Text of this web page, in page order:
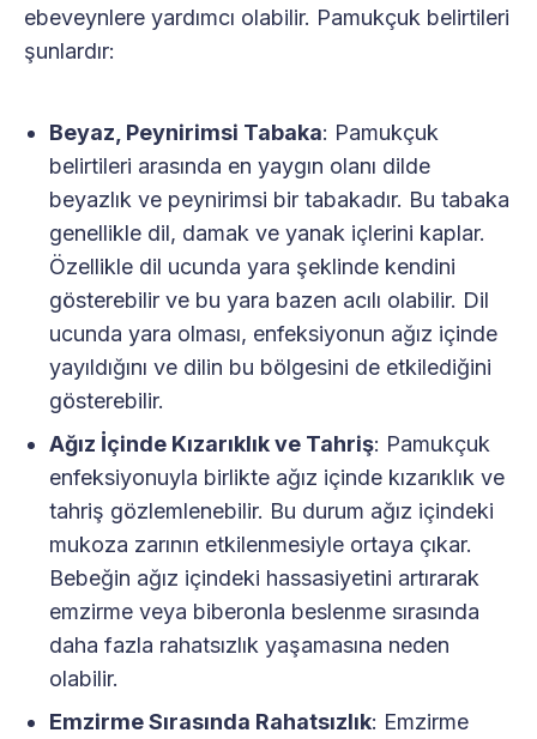
ebeveynlere yardımcı olabilir. Pamukçuk belirtileri
şunlardır:
Beyaz, Peynirimsi Tabaka: Pamukçuk
belirtileri arasında en yaygın olanı dilde
beyazlık ve peynirimsi bir tabakadır. Bu tabaka
genellikle dil, damak ve yanak içlerini kaplar.
Özellikle dil ucunda yara şeklinde kendini
gösterebilir ve bu yara bazen acılı olabilir. Dil
ucunda yara olması, enfeksiyonun ağız içinde
yayıldığını ve dilin bu bölgesini de etkilediğini
gösterebilir.
Ağız İçinde Kızarıklık ve Tahriş: Pamukçuk
enfeksiyonuyla birlikte ağız içinde kızarıklık ve
tahriş gözlemlenebilir. Bu durum ağız içindeki
mukoza zarının etkilenmesiyle ortaya çıkar.
Bebeğin ağız içindeki hassasiyetini artırarak
emzirme veya biberonla beslenme sırasında
daha fazla rahatsızlık yaşamasına neden
olabilir.
Emzirme Sırasında Rahatsızlık: Emzirme